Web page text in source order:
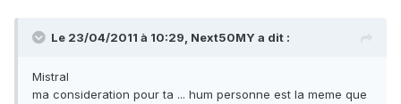
Le 23/04/2011 à 10:29, Next50MY a dit :
Mistral
ma consideration pour ta ... hum personne est la meme que